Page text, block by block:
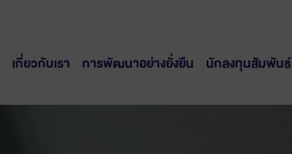
เกี่ยวกับเรา การพัฒนาอย่างยั่งยืน นักลงทุนสัมพันธ์